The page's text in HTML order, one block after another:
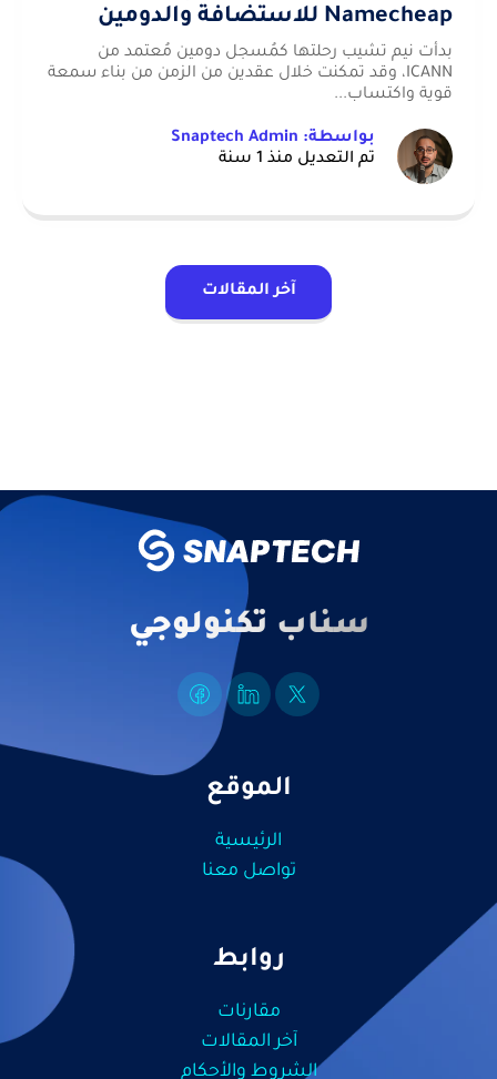
Namecheap للاستضافة والدومين
بدأت نيم تشيب رحلتها كمُسجل دومين مُعتمد من
ICANN، وقد تمكنت خلال عقدين من الزمن من بناء سمعة
قوية واكتساب...
بواسطة: Snaptech Admin
تم التعديل منذ 1 سنة
آخر المقالات
سناب تكنولوجي
الموقع
الرئيسية
تواصل معنا
روابط
مقارنات
آخر المقالات
الشروط والأحكام